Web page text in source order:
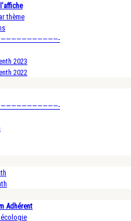
thème
2023
2022
Adhérent